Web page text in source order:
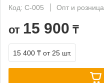
Код: С-005
Опт и розница
от 15 900 ₸
15 400 ₸ от 25 шт.